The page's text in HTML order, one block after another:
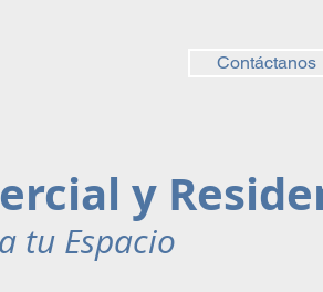
Contáctanos
y
tu Espacio